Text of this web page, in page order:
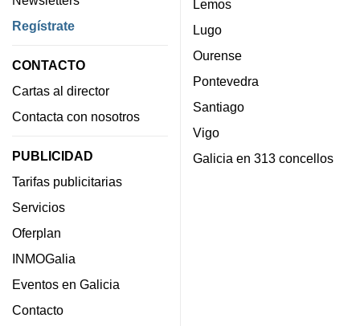
Regístrate
CONTACTO
Cartas al director
Contacta con nosotros
PUBLICIDAD
Tarifas publicitarias
Servicios
Oferplan
INMOGalia
Eventos en Galicia
Contacto
Lemos
Lugo
Ourense
Pontevedra
Santiago
Vigo
Galicia en 313 concellos